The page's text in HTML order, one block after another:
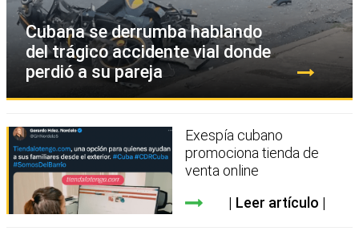
Cubana se derrumba hablando
del trágico accidente vial donde
perdió a su pareja
Exespía cubano
promociona tienda de
venta online
Leer artículo